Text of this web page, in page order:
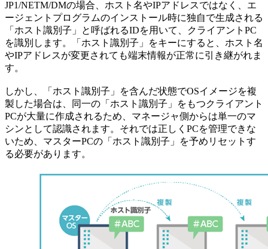
JP1/NETM/DMの場合、ホスト名やIPアドレスではなく、エ
ージェントプログラムのインストール時に独自で生成される
「ホスト識別子」と呼ばれるIDを用いて、クライアントPC
を識別します。「ホスト識別子」をキーにすると、ホスト名
やIPアドレスが変更されても端末情報が正常に引き継がれま
す。
しかし、「ホスト識別子」を含んだ状態でOSイメージを複
製した場合は、同一の「ホスト識別子」をもつクライアント
PCが大量に作成されるため、マネージャ側からは単一のマ
シンとして認識されます。それでは正しくPCを管理できな
いため、マスターPCの「ホスト識別子」を予めリセットす
る必要があります。